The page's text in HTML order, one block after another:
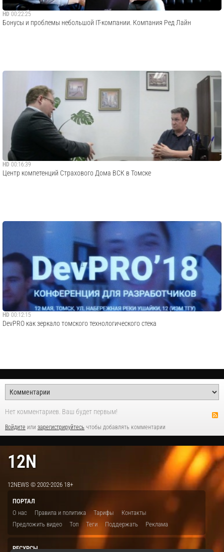
HD 00:22:25
Бонусы и проблемы небольшой IT-компании. Компания Ред Лайн
HD 00:16:39
Центр компетенций Страхового Дома ВСК в Томске
HD 00:12:15
DevPRO как зеркало томского технологического стека
Нет комментариев. Ваш будет первым!
Войдите или зарегистрируйтесь чтобы добавлять комментарии
12N
12NEWS © 2002-2026 18+
ПОРТАЛ
О нас
Правила и политика Тарифы
Контакты
Предложить видео
Топ Теги Поддержать Реклама
РЕСУРСЫ